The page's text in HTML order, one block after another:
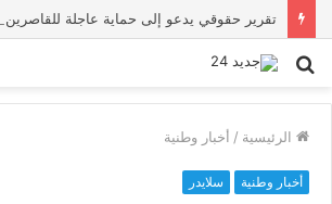
بحث
الرئيسية / أخبار وطنية
أخبار وطنية سلايدر